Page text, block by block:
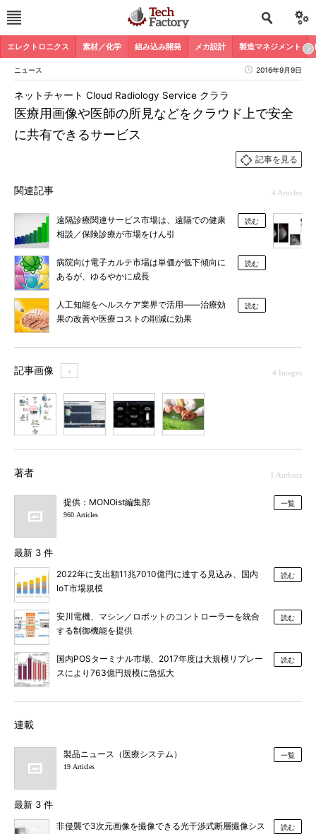
エレクトロニクス 素材／化学 組み込み開発 メカ設計 製造マネジメント
ニュース 2016年9月9日
医療用画像や医師の所見などをクラウド上で安全
に共有できるサービス
ネットチャート Cloud Radiology Service クララ
記事を見る
関連記事 4 Articles
遠隔診療関連サービス市場は、遠隔での健康
相談／保険診療が市場をけん引
読む
病院向け電子カルテ市場は単価が低下傾向に
あるが、ゆるやかに成長
読む
人工知能をヘルスケア業界で活用――治療効
果の改善や医療コストの削減に効果
読む
記事画像 ＋ 4 Images
著者 1 Authors
提供：MONOist編集部
960 Articles
一覧
最新 3 件
2022年に支出額11兆7010億円に達する見込み、国内
IoT市場規模
読む
安川電機、マシン／ロボットのコントローラーを統合
する制御機能を提供
読む
国内POSターミナル市場、2017年度は大規模リプレー
スにより763億円規模に急拡大
読む
連載
製品ニュース（医療システム）
19 Articles
一覧
最新 3 件
非侵襲で3次元画像を撮像できる光干渉式断層撮像シス
読む